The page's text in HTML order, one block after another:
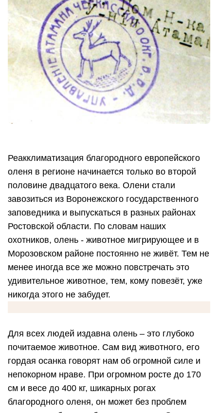
Реакклиматизация благородного европейского
оленя в регионе начинается только во второй
половине двадцатого века. Олени стали
завозиться из Воронежского государственного
заповедника и выпускаться в разных районах
Ростовской области. По словам наших
охотников, олень - животное мигрирующее и в
Морозовском районе постоянно не живёт. Тем не
менее иногда все же можно повстречать это
удивительное животное, тем, кому повезёт, уже
никогда этого не забудет.
Для всех людей издавна олень – это глубоко
почитаемое животное. Сам вид животного, его
гордая осанка говорят нам об огромной силе и
непокорном нраве. При огромном росте до 170
см и весе до 400 кг, шикарных рогах
благородного оленя, он может без проблем